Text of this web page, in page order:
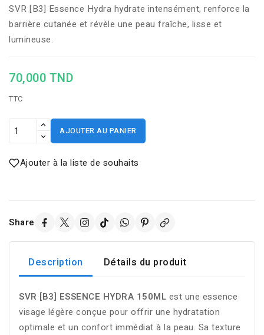
SVR [B3] Essence Hydra hydrate intensément, renforce la
barrière cutanée et révèle une peau fraîche, lisse et
lumineuse.
70,000 TND
TTC
AJOUTER AU PANIER
Ajouter à la liste de souhaits
Share
Description Détails du produit
SVR [B3] ESSENCE HYDRA 150ML est une essence
visage légère conçue pour offrir une hydratation
optimale et un confort immédiat à la peau. Sa texture